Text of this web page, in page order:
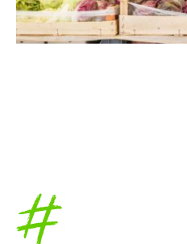
Accueil